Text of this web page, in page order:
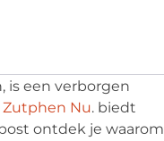
is een verborgen
Zutphen Nu. biedt
ontdek je waarom